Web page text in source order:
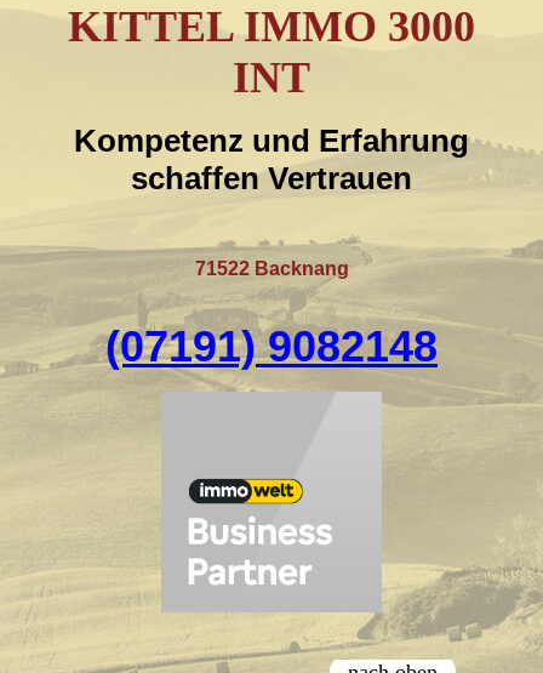
KITTEL IMMO 3000
INT
Kompetenz und Erfahrung
schaffen Vertrauen
71522 Backnang
(07191) 9082148